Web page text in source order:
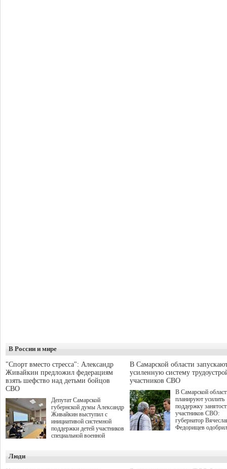
В России и мире
"Спорт вместо стресса": Александр
Живайкин предложил федерациям
взять шефство над детьми бойцов
СВО
Депутат Самарской
губернской думы Александр
Живайкин выступил с
инициативой системной
поддержки детей участников
специальной военной
"Помощь фронту и семьям
В Самарской области
усиленную систему
участников СВО
В Самарской
планируют усилить
поддержку
участников СВО:
губернатор
Федорищев
на трудоустройство
Люди